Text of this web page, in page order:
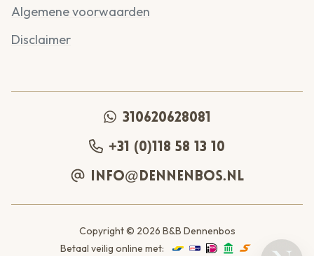
Algemene voorwaarden
Disclaimer
310620628081
+31 (0)118 58 13 10
info@dennenbos.nl
Copyright © 2026 B&B Dennenbos
Betaal veilig online met: